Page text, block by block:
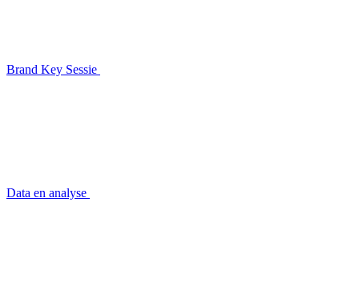
Brand Key Sessie
Data en analyse